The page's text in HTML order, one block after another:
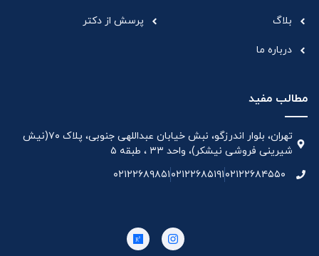
بلاگ
درباره ما
پرسش از دکتر
مطالب مفید
تهران، بلوار اندرزگو، نبش خیابان عبداللهی جنوبی، پلاک ۷۰(نیش
شیرینی فروشی نیشکر)، واحد ۳۳ ، طبقه ۵
۰۲۱۲۲۶۸۴۵۵۰۰۲۱۲۲۶۸۵۱۹۱۰۲۱۲۲۶۸۹۸۵۱